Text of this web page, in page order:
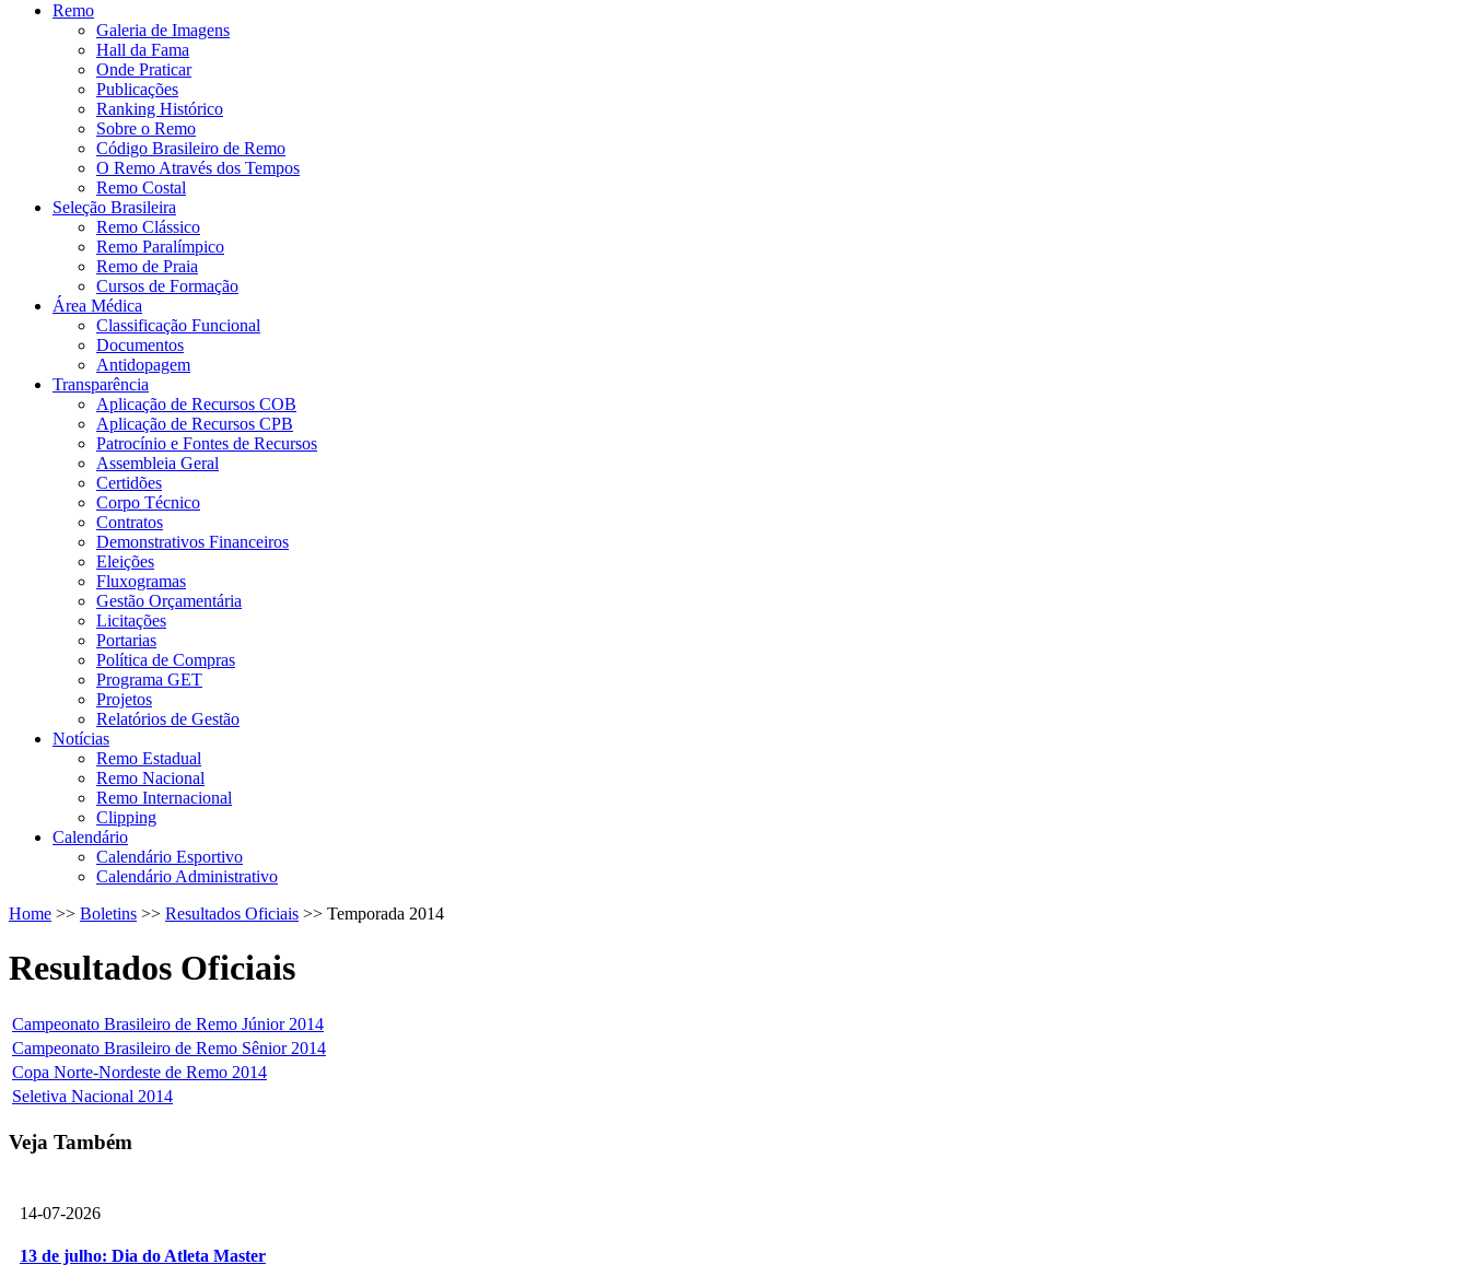
Remo
Galeria de Imagens
Hall da Fama
Onde Praticar
Publicações
Ranking Histórico
Sobre o Remo
Código Brasileiro de Remo
O Remo Através dos Tempos
Remo Costal
Seleção Brasileira
Remo Clássico
Remo Paralímpico
Remo de Praia
Cursos de Formação
Área Médica
Classificação Funcional
Documentos
Antidopagem
Transparência
Aplicação de Recursos COB
Aplicação de Recursos CPB
Patrocínio e Fontes de Recursos
Assembleia Geral
Certidões
Corpo Técnico
Contratos
Demonstrativos Financeiros
Eleições
Fluxogramas
Gestão Orçamentária
Licitações
Portarias
Política de Compras
Programa GET
Projetos
Relatórios de Gestão
Notícias
Remo Estadual
Remo Nacional
Remo Internacional
Clipping
Calendário
Calendário Esportivo
Calendário Administrativo
Home >> Boletins >> Resultados Oficiais >> Temporada 2014
Resultados Oficiais
Campeonato Brasileiro de Remo Júnior 2014
Campeonato Brasileiro de Remo Sênior 2014
Copa Norte-Nordeste de Remo 2014
Seletiva Nacional 2014
Veja Também
14-07-2026
13 de julho: Dia do Atleta Master